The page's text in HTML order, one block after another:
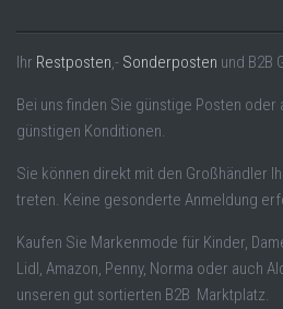
Ihr Restposten,- Sonderposten und B2B
Bei uns finden Sie günstige Posten oder
günstigen Konditionen.
Sie können direkt mit den Großhändler
treten. Keine gesonderte Anmeldung
Kaufen Sie Markenmode für Kinder,
Lidl, Amazon, Penny, Norma oder auch
unseren gut sortierten B2B Marktplatz.